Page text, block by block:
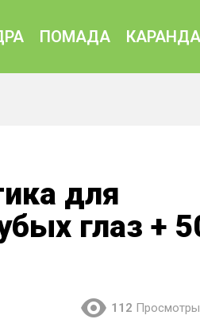
ПОМАДА
для
глаз +
112 Просмотры